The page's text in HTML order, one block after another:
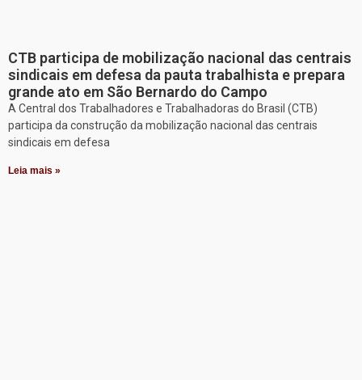
CTB participa de mobilização nacional das centrais
sindicais em defesa da pauta trabalhista e prepara
grande ato em São Bernardo do Campo
A Central dos Trabalhadores e Trabalhadoras do Brasil (CTB)
participa da construção da mobilização nacional das centrais
sindicais em defesa
Leia mais »